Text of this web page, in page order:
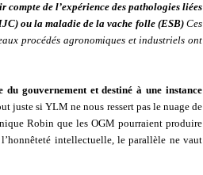
compte de l’expérience des pathologies liées
ou la maladie de la vache folle (ESB)Ces
procédés agronomiques et industriels ont
gouvernement et destiné à une instance
juste si YLM ne nous ressert pas le nuage de
Robin que les OGM pourraient produire
intellectuelle, le parallèle ne vaut